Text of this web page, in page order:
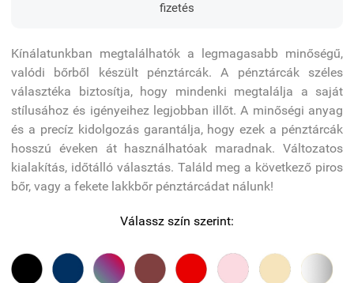
fizetés
Kínálatunkban megtalálhatók a legmagasabb minőségű,
valódi bőrből készült pénztárcák. A pénztárcák széles
választéka biztosítja, hogy mindenki megtalálja a saját
stílusához és igényeihez legjobban illőt. A minőségi anyag
és a precíz kidolgozás garantálja, hogy ezek a pénztárcák
hosszú éveken át használhatóak maradnak. Változatos
kialakítás, időtálló választás. Találd meg a következő piros
bőr, vagy a fekete lakkbőr pénztárcádat nálunk!
Válassz szín szerint: